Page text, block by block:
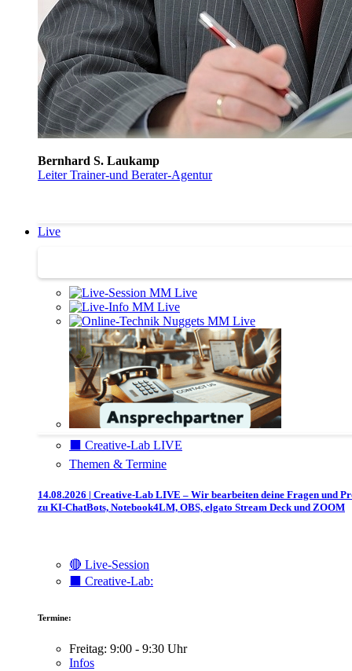
Bernhard S. Laukamp
Leiter Trainer-und Berater-Agentur
Live
⬛️ Creative-Lab LIVE
Themen & Termine
14.08.2026 | Creative-Lab LIVE – Wir bearbeiten deine Fragen und
zu KI-ChatBots, Notebook4LM, OBS, elgato Stream Deck und ZOOM
🔴 Live-Session
⬛️ Creative-Lab:
Termine:
Freitag: 9:00 - 9:30 Uhr
Infos